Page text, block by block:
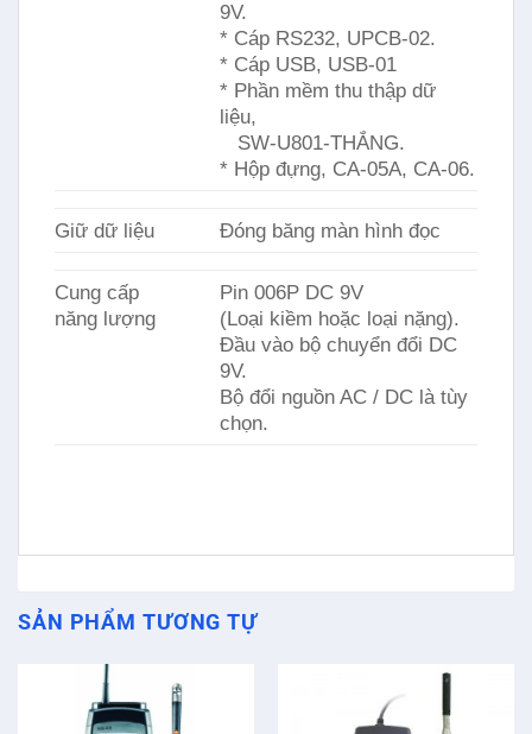
9V.
* Cáp RS232, UPCB-02.
* Cáp USB, USB-01
* Phần mềm thu thập dữ
liệu,
SW-U801-THẮNG.
* Hộp đựng, CA-05A, CA-06.
Giữ dữ liệu Đóng băng màn hình đọc
Cung cấp
năng lượng
Pin 006P DC 9V
(Loại kiềm hoặc loại nặng).
Đầu vào bộ chuyển đổi DC
9V.
Bộ đổi nguồn AC / DC là tùy
chọn.
SẢN PHẨM TƯƠNG TỰ